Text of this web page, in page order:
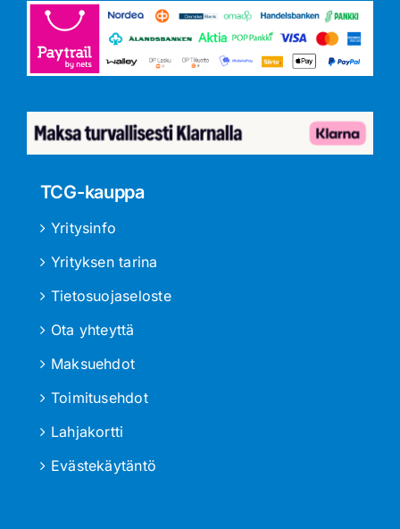
TCG-kauppa
Yritysinfo
Yrityksen tarina
Tietosuojaseloste
Ota yhteyttä
Maksuehdot
Toimitusehdot
Lahjakortti
Evästekäytäntö